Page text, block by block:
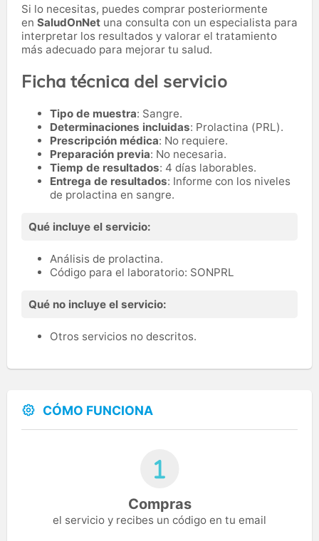
Si lo necesitas, puedes comprar posteriormente
en SaludOnNet una consulta con un especialista para
interpretar los resultados y valorar el tratamiento
más adecuado para mejorar tu salud.
Ficha técnica del servicio
Tipo de muestra: Sangre.
Determinaciones incluidas: Prolactina (PRL).
Prescripción médica: No requiere.
Preparación previa: No necesaria.
Tiemp de resultados: 4 días laborables.
Entrega de resultados: Informe con los niveles
de prolactina en sangre.
Qué incluye el servicio:
Análisis de prolactina.
Código para el laboratorio: SONPRL
Qué no incluye el servicio:
Otros servicios no descritos.
CÓMO FUNCIONA
Compras
el servicio y recibes un código en tu email